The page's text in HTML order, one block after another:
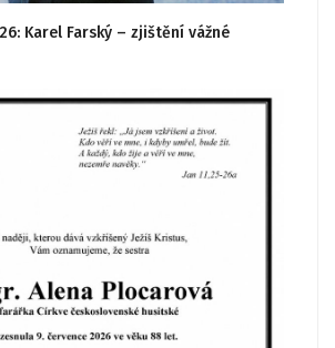
Karel Farský – zjištění vážné